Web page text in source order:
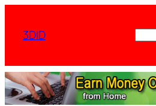
содержимому
3DID